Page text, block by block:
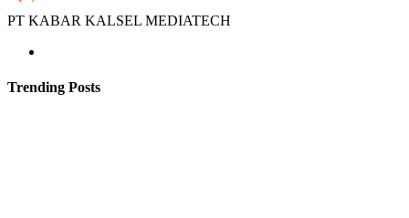
PT KABAR KALSEL MEDIATECH
Trending Posts